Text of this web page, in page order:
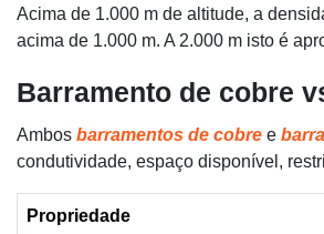
Acima de 1.000 m de altitude, a
acima de 1.000 m. A 2.000 m isto é
Barramento de cobre
Ambos barramentos de cobre e
condutividade, espaço disponível,
Propriedade